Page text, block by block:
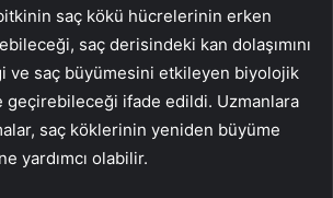
bitkinin saç kökü hücrelerinin erken
saç derisindeki kan dolaşımını
ve saç büyümesini etkileyen biyolojik
geçirebileceği ifade edildi. Uzmanlara
saç köklerinin yeniden büyüme
yardımcı olabilir.